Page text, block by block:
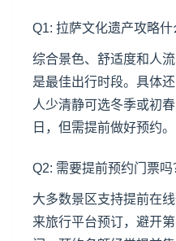
Q1: 拉萨文化遗产攻略什
综合景色、舒适度和人
是最佳出行时段。具体
人少清静可选冬季或初
日，但需提前做好预约。
Q2: 需要提前预约门票吗
大多数景区支持提前在
来旅行平台预订，避开